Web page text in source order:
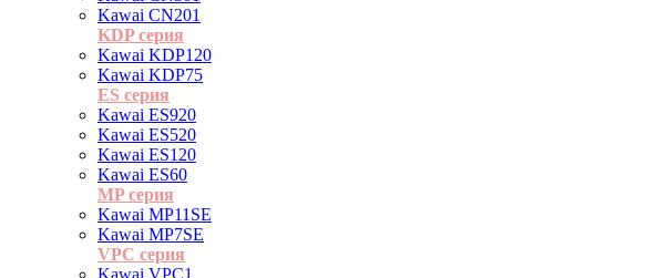
Kawai CN201
KDP серия
Kawai KDP120
Kawai KDP75
ES cерия
Kawai ES920
Kawai ES520
Kawai ES120
Kawai ES60
MP серия
Kawai MP11SE
Kawai MP7SE
VPC серия
Kawai VPC1